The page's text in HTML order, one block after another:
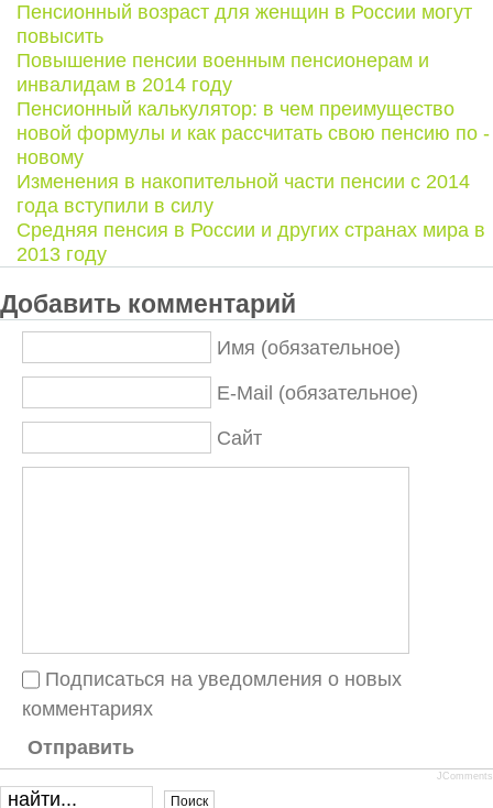
Пенсионный возраст для женщин в России могут
повысить
Повышение пенсии военным пенсионерам и
инвалидам в 2014 году
Пенсионный калькулятор: в чем преимущество
новой формулы и как рассчитать свою пенсию по -
новому
Изменения в накопительной части пенсии с 2014
года вступили в силу
Средняя пенсия в России и других странах мира в
2013 году
Добавить комментарий
Имя (обязательное)
E-Mail (обязательное)
Сайт
Подписаться на уведомления о новых
комментариях
Отправить
JComments